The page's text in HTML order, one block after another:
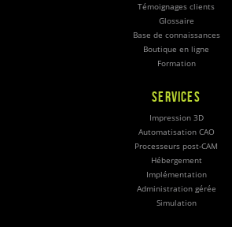
Témoignages clients
Glossaire
Base de connaissances
Boutique en ligne
Formation
SERVICES
Impression 3D
Automatisation CAO
Processeurs post-CAM
Hébergement
Implémentation
Administration gérée
Simulation